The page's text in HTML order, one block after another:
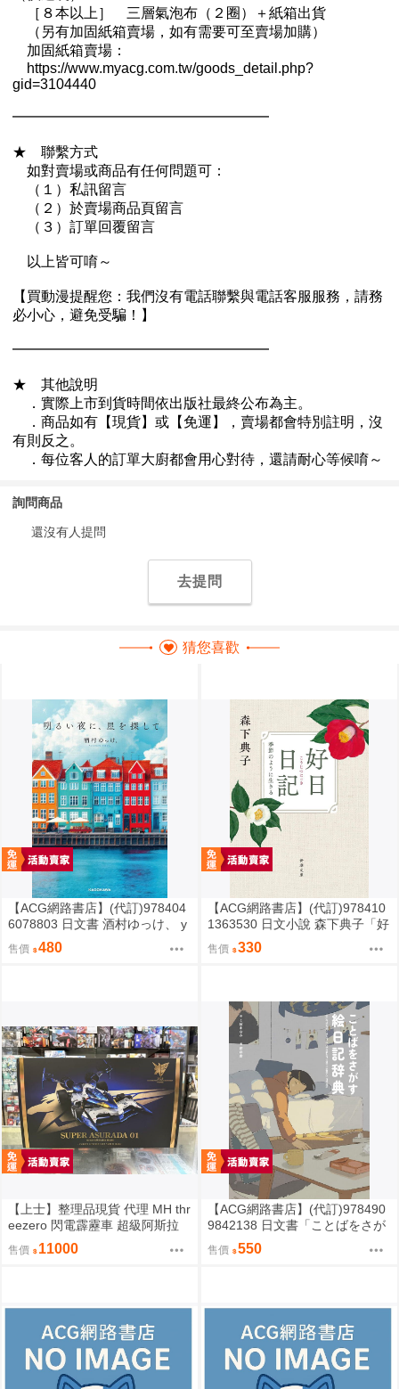
詢問商品
還沒有人提問
去提問
猜您喜歡
【ACG網路書店】(代訂)978404
6078803 日文書 酒村ゆっけ、 y
ukke sakamura「明るい夜に、
星を探して」
售價 480
【ACG網路書店】(代訂)978410
1363530 日文小說 森下典子「好
日日記：季節のように生きる」
售價 330
【上士】整理品現貨 代理 MH thr
eezero 閃電霹靂車 超級阿斯拉
完全變形 無壓克力盒 請詳閱內文
售價 11000
【ACG網路書店】(代訂)978490
9842138 日文書「ことばをさが
す絵日記辞典」YUEISHA DICTI
ONARY
售價 550